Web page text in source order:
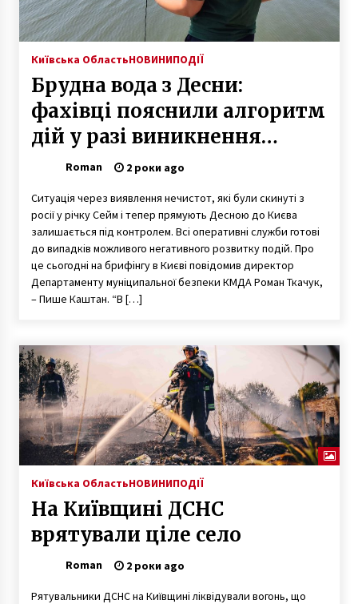
Київська ОбластьНОВИНИПОДІЇ
Брудна вода з Десни:
фахівці пояснили алгоритм
дій у разі виникнення
проблеми
Roman 2 роки ago
Ситуація через виявлення нечистот, які були скинуті з
росії у річку Сейм і тепер прямують Десною до Києва
залишається під контролем. Всі оперативні служби готові
до випадків можливого негативного розвитку подій. Про
це сьогодні на брифінгу в Києві повідомив директор
Департаменту муніципальної безпеки КМДА Роман Ткачук,
– Пише Каштан. “В […]
Київська ОбластьНОВИНИПОДІЇ
На Київщині ДСНС
врятували ціле село
Roman 2 роки ago
Рятувальники ДСНС на Київщині ліквідували вогонь, що